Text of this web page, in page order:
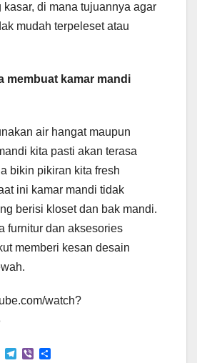
kasar, di mana tujuannya agar
mudah terpeleset atau
membuat kamar mandi
air hangat maupun
kita pasti akan terasa
bikin pikiran kita fresh
ini kamar mandi tidak
berisi kloset dan bak mandi.
furnitur dan aksesories
memberi kesan desain
watch?
M
V